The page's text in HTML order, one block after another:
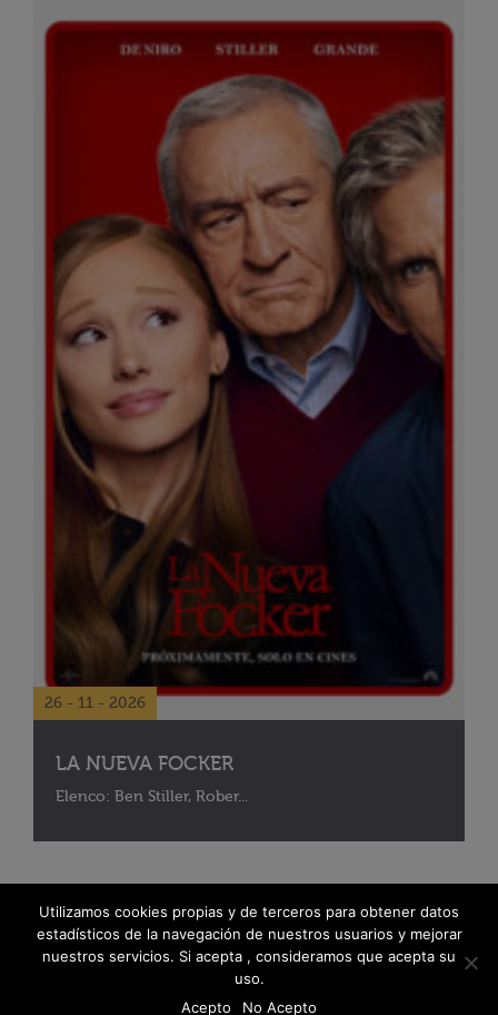
26 - 11 - 2026
LA NUEVA FOCKER
Elenco: Ben Stiller, Rober...
Utilizamos cookies propias y de terceros para obtener datos
estadísticos de la navegación de nuestros usuarios y mejorar
nuestros servicios. Si acepta , consideramos que acepta su
uso.
Acepto
No Acepto